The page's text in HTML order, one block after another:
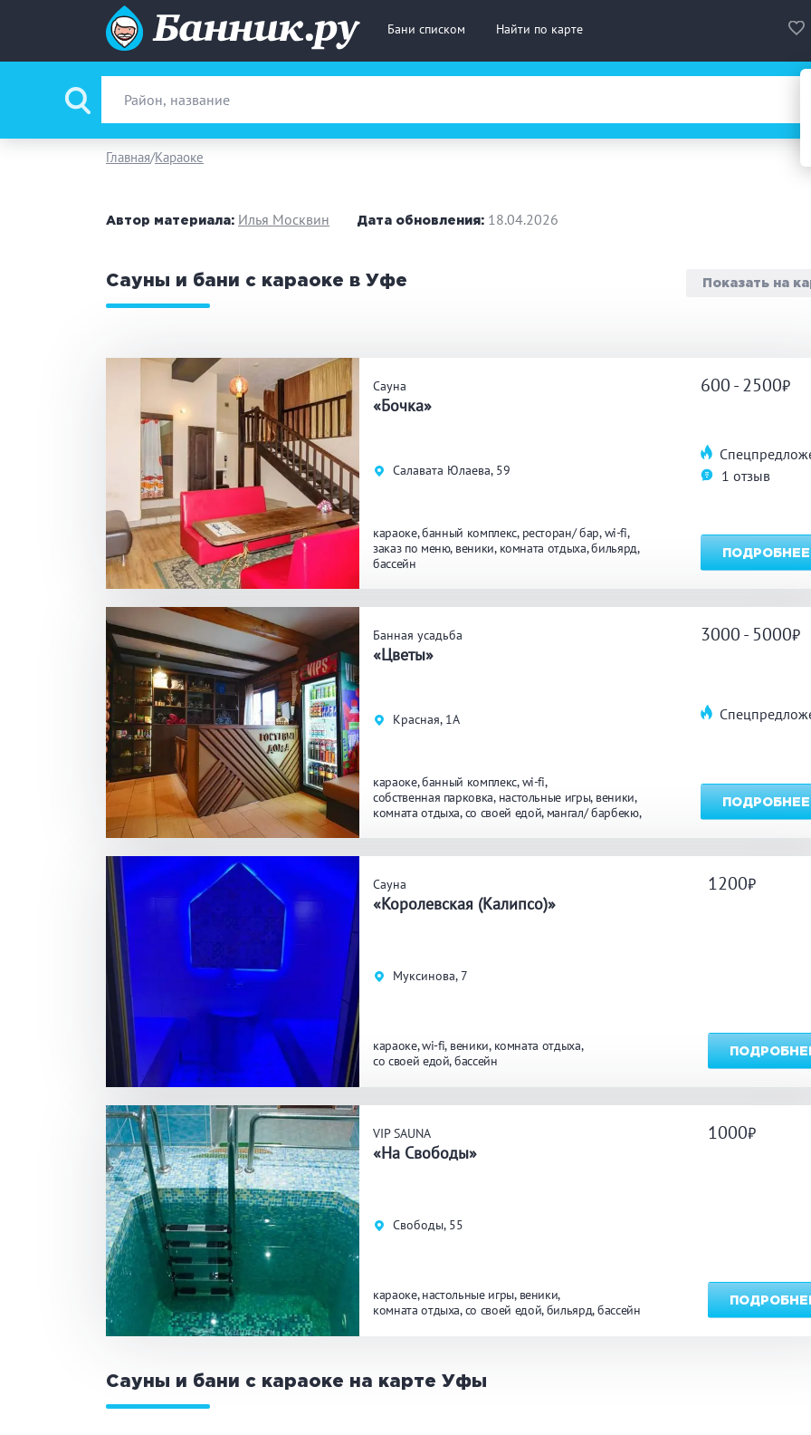
Бани списком Найти по карте
Вид парной
Вместимость
Банные услуги
Кедровая бочка
Парильщик/ банщик
Общественные бани
Аква-зона
Бассейн
Бассейн на улице
Развлечения Бильярд Караоке
Кухня Мангал/ барбекю
Удобства
На берегу водоема
ПРИМЕНИТЬ ФИЛЬТРЫ ЗАКРЫТЬ
Главная Караоке
Автор материала: Илья Москвин Дата обновления: 18.04.2026
Сауны и бани с караоке в Уфе Показать на
Сауна
«Бочка»
Салавата Юлаева, 59
караоке банный комплекс ресторан/ бар wi-fi
заказ по меню веники комната отдыха бильярд
бассейн
600 - 2500
1 отзыв
ПОДРОБНЕЕ
Банная усадьба
«Цветы»
Красная, 1А
караоке банный комплекс wi-fi
собственная парковка настольные игры веники
комната отдыха со своей едой мангал/ барбекю
3000 - 5000
ПОДРОБНЕЕ
Сауна
«Королевская (Калипсо)»
Муксинова, 7
караоке wi-fi веники комната отдыха
со своей едой бассейн
1200
VIP SAUNA
«На Свободы»
Свободы, 55
караоке настольные игры веники
комната отдыха со своей едой бильярд бассейн
1000
Сауны и бани с караоке на карте Уфы